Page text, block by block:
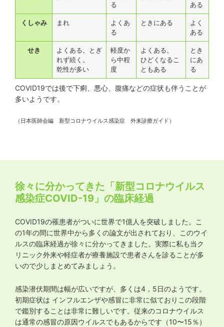
る
ある
くしゃみ まれ
よくあ
る
ときにある
よく
ある
せき
よくある。とぎ
れず続く。
乾性が多い
軽度か
ら中程
度
よくある。
ひどくなるこ
ともある
とき
にあ
る
COVID19では後で下痢、悪心、腹痛などの症状も伴うことが
多いようです。
（日本医師会編 新型コロナウイルス感染症 外来診療ガイド）
徐々に分かってきた「新型コロナウイルス
感染症COVID-19」の臨床経過
COVID19の罹患者がついに世界で1億人を突破しました。こ
の1年の間に世界中から多くの論文が出されており、このウイ
ルスの臨床経過が徐々に分かってきました。実際に私も当ク
リニック外来や軽症者が療養施設で患者さんを診ることが多
いので少しまとめてみましょう。
感染潜伏期間は幅が広いですが、多くは4，5日のようです。
初期症状は インフルエンザや感冒に非常に似ておりこの段階
で鑑別することは非常に難しいです。従来のコロナウイルス
は通常の感冒の原因ウイルスでもあるからです（10〜15％）